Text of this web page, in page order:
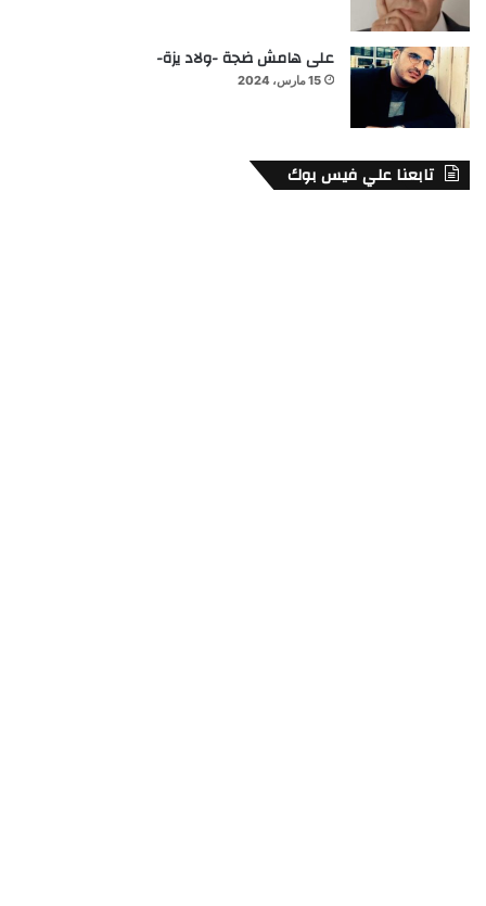
على هامش ضجة -ولاد يزة-
15 مارس، 2024
تابعنا علي فيس بوك